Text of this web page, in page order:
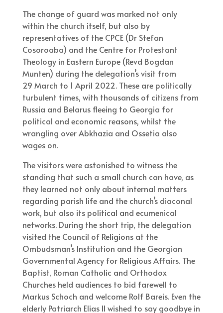
The change of guard was marked not only
within the church itself, but also by
representatives of the CPCE (Dr Stefan
Cosoroaba) and the Centre for Protestant
Theology in Eastern Europe (Revd Bogdan
Munten) during the delegation’s visit from
29 March to 1 April 2022. These are politically
turbulent times, with thousands of citizens from
Russia and Belarus fleeing to Georgia for
political and economic reasons, whilst the
wrangling over Abkhazia and Ossetia also
wages on.
The visitors were astonished to witness the
standing that such a small church can have, as
they learned not only about internal matters
regarding parish life and the church’s diaconal
work, but also its political and ecumenical
networks. During the short trip, the delegation
visited the Council of Religions at the
Ombudsman’s Institution and the Georgian
Governmental Agency for Religious Affairs. The
Baptist, Roman Catholic and Orthodox
Churches held audiences to bid farewell to
Markus Schoch and welcome Rolf Bareis. Even the
elderly Patriarch Elias II wished to say goodbye in